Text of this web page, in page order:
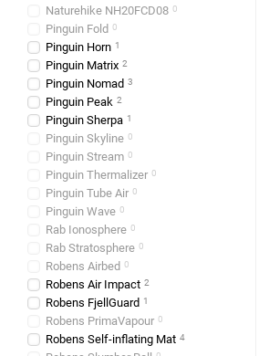
Naturehike NH20FCD08 0
Pinguin Fold 0
Pinguin Horn 1
Pinguin Matrix 2
Pinguin Nomad 3
Pinguin Peak 2
Pinguin Sherpa 1
Pinguin Skyline 0
Pinguin Stream 0
Pinguin Thermalizer 0
Pinguin Tube Air 0
Pinguin Wave 0
Rab Ionosphere 0
Rab Stratosphere 0
Robens Airbed 0
Robens Air Impact 2
Robens FjellGuard 1
Robens PrimaVapour 0
Robens Self-inflating Mat 4